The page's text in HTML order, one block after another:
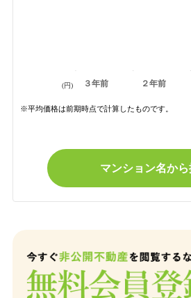
３年前 ２年前
(円)
※平均価格は前期時点で計算したものです。
マンション名か